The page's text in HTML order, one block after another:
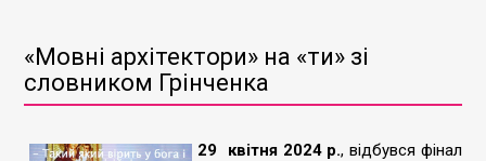
«Мовні архітектори» на «ти» зі
словником Грінченка
29 квітня 2024 р., відбувся фінал